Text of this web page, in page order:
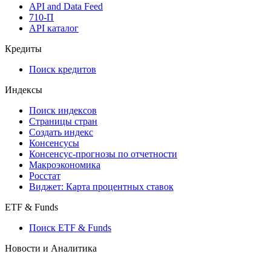
API and Data Feed
710-П
API каталог
Кредиты
Поиск кредитов
Индексы
Поиск индексов
Страницы стран
Создать индекс
Консенсусы
Консенсус-прогнозы по отчетности
Макроэкономика
Росстат
Виджет: Карта процентных ставок
ETF & Funds
Поиск ETF & Funds
Новости и Аналитика